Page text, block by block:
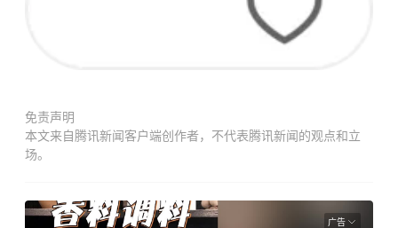
免责声明
本文来自腾讯新闻客户端创作者，不代表腾讯新闻的观点和立
场。
广告